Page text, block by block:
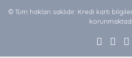
© Tüm hakları saklıdır. Kredi kartı